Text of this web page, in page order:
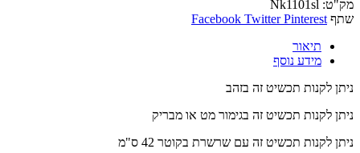
מק"ט: Nk1101sl
שתף
Facebook TwitterPinterest
תיאור
מידע נוסף
ניתן לקנות תכשיט זה בזהב
ניתן לקנות תכשיט זה בגימור מט או מבריק
ניתן לקנות תכשיט זה עם שרשרת בקוטר 42 ס"מ